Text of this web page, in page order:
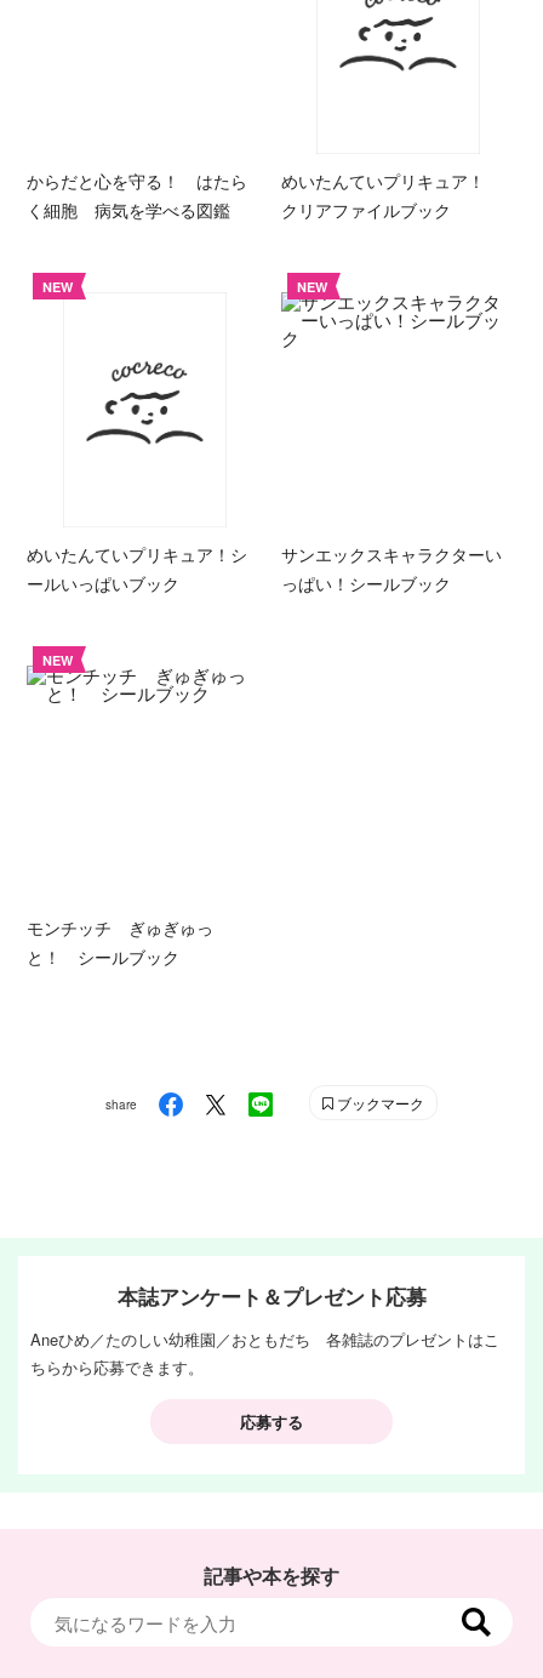
からだと心を守る！ はたら
く細胞 病気を学べる図鑑
めいたんていプリキュア！
クリアファイルブック
NEW
めいたんていプリキュア！シ
ールいっぱいブック
NEW
サンエックスキャラクターい
っぱい！シールブック
NEW
モンチッチ ぎゅぎゅっ
と！ シールブック
share ブックマーク
本誌アンケート＆プレゼント応募
Aneひめ／たのしい幼稚園／おともだち 各雑誌のプレゼントはこ
ちらから応募できます。
応募する
記事や本を探す